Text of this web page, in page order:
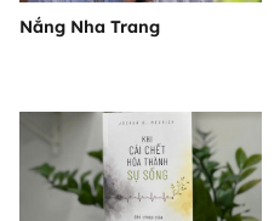
Nắng Nha Trang